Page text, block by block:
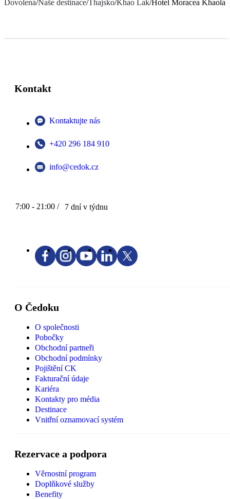
Dovolená/Naše destinace/Thajsko/Khao Lak/Hotel Moracea
Kontakt
Kontaktujte nás
+420 296 184 910
info@cedok.cz
7:00 - 21:00 / 7 dní v týdnu
O Čedoku
O společnosti
Pobočky
Obchodní partneři
Obchodní podmínky
Pojištění CK
Fakturační údaje
Kariéra
Kontakty pro média
Destinace
Vnitřní oznamovací systém
Rezervace a podpora
Věrnostní program
Doplňkové služby
Benefity